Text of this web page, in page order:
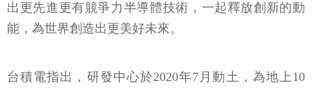
出更先進更有競爭力半導體技術，一起釋放創新的動
能，為世界創造出更美好未來。
台積電指出，研發中心於2020年7月動土，為地上10